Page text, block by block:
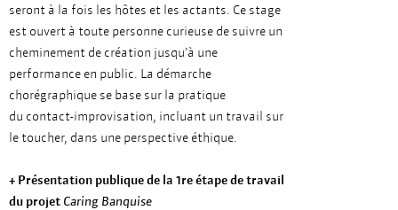
seront à la fois les hôtes et les actants. Ce stage
est ouvert à toute personne curieuse de suivre un
cheminement de création jusqu’à une
performance en public. La démarche
chorégraphique se base sur la pratique
du contact-improvisation, incluant un travail sur
le toucher, dans une perspective éthique.
+ Présentation publique de la 1re étape de travail
du projet Caring Banquise